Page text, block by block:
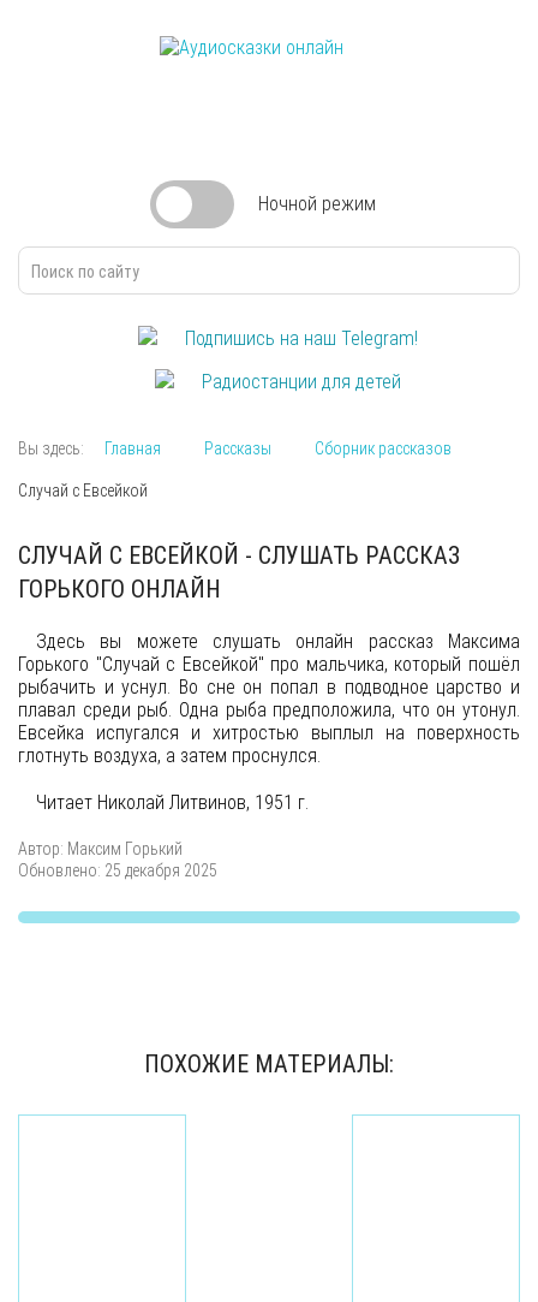
Ночной режим
Подпишись на наш Telegram!
Радиостанции для детей
Вы здесь: Главная Рассказы Сборник рассказов
Случай с Евсейкой
СЛУЧАЙ С ЕВСЕЙКОЙ - СЛУШАТЬ РАССКАЗ
ГОРЬКОГО ОНЛАЙН
Здесь вы можете слушать онлайн рассказ Максима
Горького "Случай с Евсейкой" про мальчика, который пошёл
рыбачить и уснул. Во сне он попал в подводное царство и
плавал среди рыб. Одна рыба предположила, что он утонул.
Евсейка испугался и хитростью выплыл на поверхность
глотнуть воздуха, а затем проснулся.
Читает Николай Литвинов, 1951 г.
Автор: Максим Горький
Обновлено: 25 декабря 2025
ПОХОЖИЕ МАТЕРИАЛЫ: